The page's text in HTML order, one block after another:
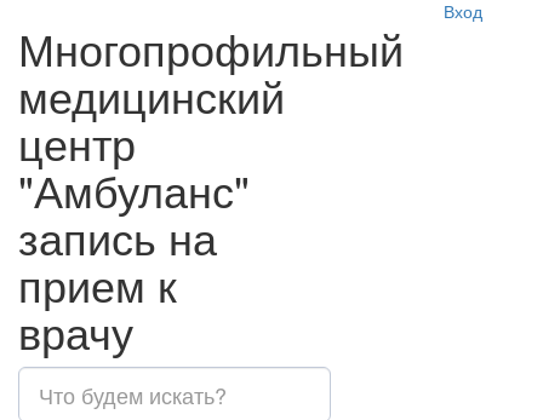
Многопрофильный
медицинский
центр
"Амбуланс"
запись на
прием к
врачу
Вход